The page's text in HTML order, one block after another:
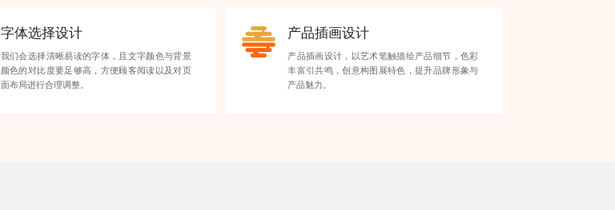
字体选择设计
我们会选择清晰易读的字体，且文字颜色与背景
颜色的对比度要足够高，方便顾客阅读以及对页
面布局进行合理调整。
产品插画设计
产品插画设计，以艺术笔触描绘产品细节，色彩
丰富引共鸣，创意构图展特色，提升品牌形象与
产品魅力。